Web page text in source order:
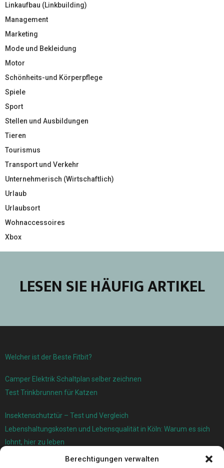
Berechtigungen verwalten
Linkaufbau (Linkbuilding)
Management
Marketing
Mode und Bekleidung
Motor
Schönheits-und Körperpflege
Spiele
Sport
Stellen und Ausbildungen
Tieren
Tourismus
Transport und Verkehr
Unternehmerisch (Wirtschaftlich)
Urlaub
Urlaubsort
Wohnaccessoires
Xbox
LESEN SIE HÄUFIG ARTIKEL
Welcher ist der Beste Fitbit?
Camper Elektrik Schaltplan selber zeichnen
Test Trinkbrunnen für Katzen
Insektenschutztür – Test und Vergleich
Lebenshaltungskosten und Lebensqualität in Köln: Warum es sich
lohnt, hier zu leben
Ersatzfedern für Ihr Trampolin